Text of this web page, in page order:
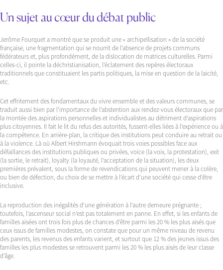
Un sujet au cœur du débat public
Jerôme Fourquet a montré que se produit une « archipellisation » de la société
française, une fragmentation qui se nourrit de l’absence de projets communs
fédérateurs et, plus profondément, de la dislocation de matrices culturelles. Parmi
celles-ci, il pointe la déchristianisation, l’éclatement des repères électoraux
traditionnels que constituaient les partis politiques, la mise en question de la laïcité,
etc.
Cet effritement des fondamentaux du vivre ensemble et des valeurs communes, se
traduit aussi bien par l’importance de l’abstention aux rendez-vous électoraux que par
la montée des aspirations personnelles et individualistes au détriment d’aspirations
plus citoyennes. Il fait le lit du refus des autorités, fussent-elles liées à l’expérience ou à
la compétence. En arrière-plan, la critique des institutions peut conduire au retrait ou
à la violence. Là où Albert Hirshmann évoquait trois voies possibles face aux
défaillances des institutions publiques ou privées, voice (la voix, la protestation), exit
(la sortie, le retrait), loyalty (la loyauté, l’acceptation de la situation), les deux
premières prévalent, sous la forme de revendications qui peuvent mener à la colère,
ou bien de défection, du choix de se mettre à l’écart d’une société qui cesse d’être
inclusive.
La reproduction des inégalités d’une génération à l’autre demeure prégnante ;
toutefois, l’ascenseur social n’est pas totalement en panne. En effet, si les enfants de
familles aisées ont trois fois plus de chances d’être parmi les 20 % les plus aisés que
ceux issus de familles modestes, on constate que pour un même niveau de revenu
des parents, les revenus des enfants varient, et surtout que 12 % des jeunes issus des
familles les plus modestes se retrouvent parmi les 20 % les plus aisés de leur classe
d’âge.